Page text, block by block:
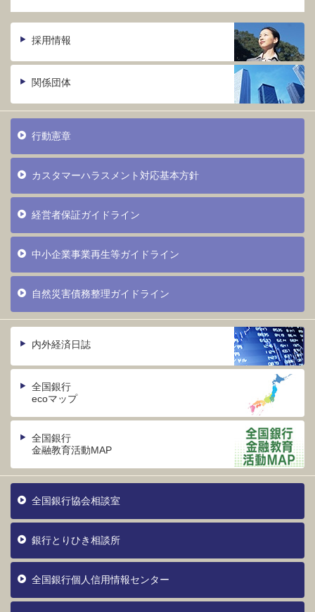
採用情報
関係団体
行動憲章
カスタマーハラスメント対応基本方針
経営者保証ガイドライン
中小企業事業再生等ガイドライン
自然災害債務整理ガイドライン
内外経済日誌
全国銀行
ecoマップ
全国銀行
金融教育活動MAP
全国銀行協会相談室
銀行とりひき相談所
全国銀行個人信用情報センター